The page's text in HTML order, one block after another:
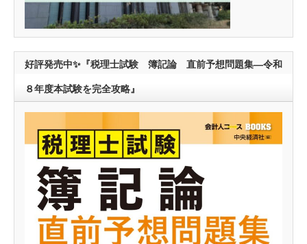
好評発売中✨『税理士試験 簿記論 直前予想問題集―令和
８年度本試験を完全攻略』